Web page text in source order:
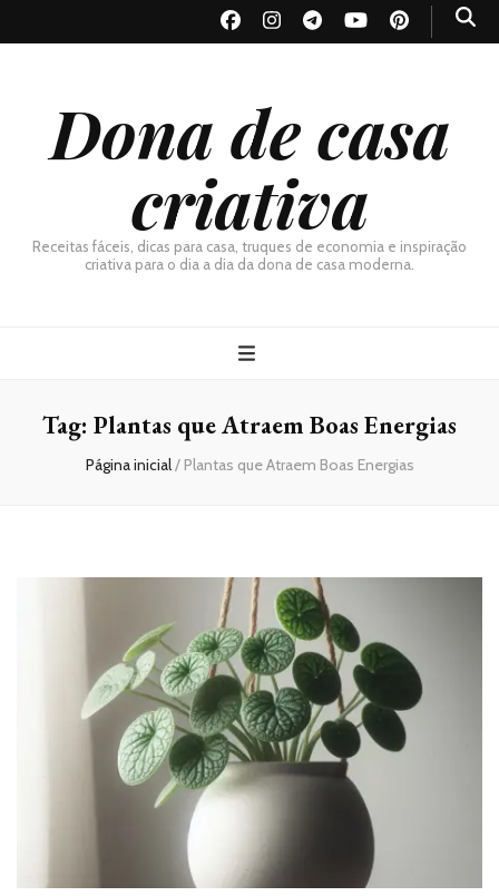
Dona de casa
criativa
Receitas fáceis, dicas para casa, truques de economia e inspiração
criativa para o dia a dia da dona de casa moderna.
Tag: Plantas que Atraem Boas Energias
Página inicial/ Plantas que Atraem Boas Energias